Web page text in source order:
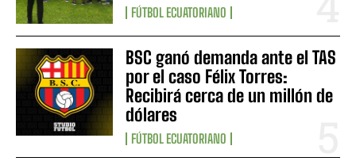
FÚTBOL ECUATORIANO
BSC ganó demanda ante el TAS
por el caso Félix Torres:
Recibirá cerca de un millón de
dólares
FÚTBOL ECUATORIANO